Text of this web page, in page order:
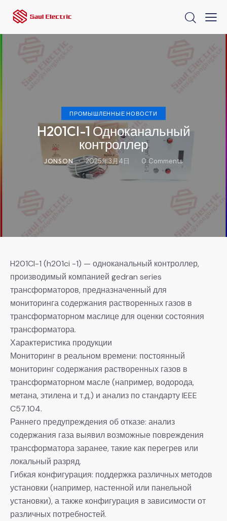
ПРОМЫШЛЕННЫЕ НОВОСТИ
H201CI-1 Одноканальный
контроллер
JONSON 2025年3月4日 0 Comments
H201CI-1 (h201ci -1) — одноканальный контроллер,
производимый компанией gedran series
трансформаторов, предназначенный для
мониторинга содержания растворенных газов в
трансформаторном маслице для оценки состояния
трансформатора.
Характеристика продукции
Мониторинг в реальном времени: постоянный
мониторинг содержания растворенных газов в
трансформаторном масле (например, водорода,
метана, этилена и т.д.) и анализ по стандарту IEEE
C57.104.
Раннего предупреждения об отказе: анализ
содержания газа выявил возможные повреждения
трансформатора заранее, такие как перегрев или
локальный разряд.
Гибкая конфигурация: поддержка различных методов
установки (например, настенной или панельной
установки), а также конфигурация в зависимости от
различных потребностей.